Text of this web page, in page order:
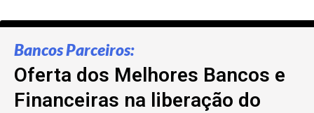
Bancos Parceiros:
Oferta dos Melhores Bancos e
Financeiras na liberação do